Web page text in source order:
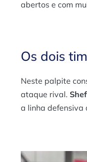
abertos e com
Os dois
Neste palpite
ataque rival.
a linha defensiva